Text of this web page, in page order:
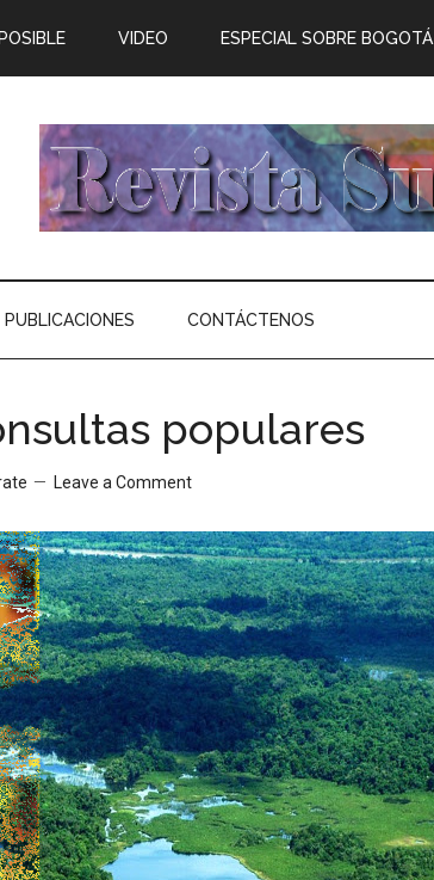
VIDEO ESPECIAL SOBRE BOGOTÁ
PUBLICACIONES CONTÁCTENOS
populares
Leave a Comment